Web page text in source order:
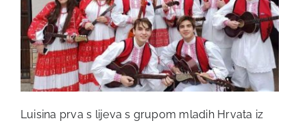
Luisina prva s lijeva s grupom mladih Hrvata iz